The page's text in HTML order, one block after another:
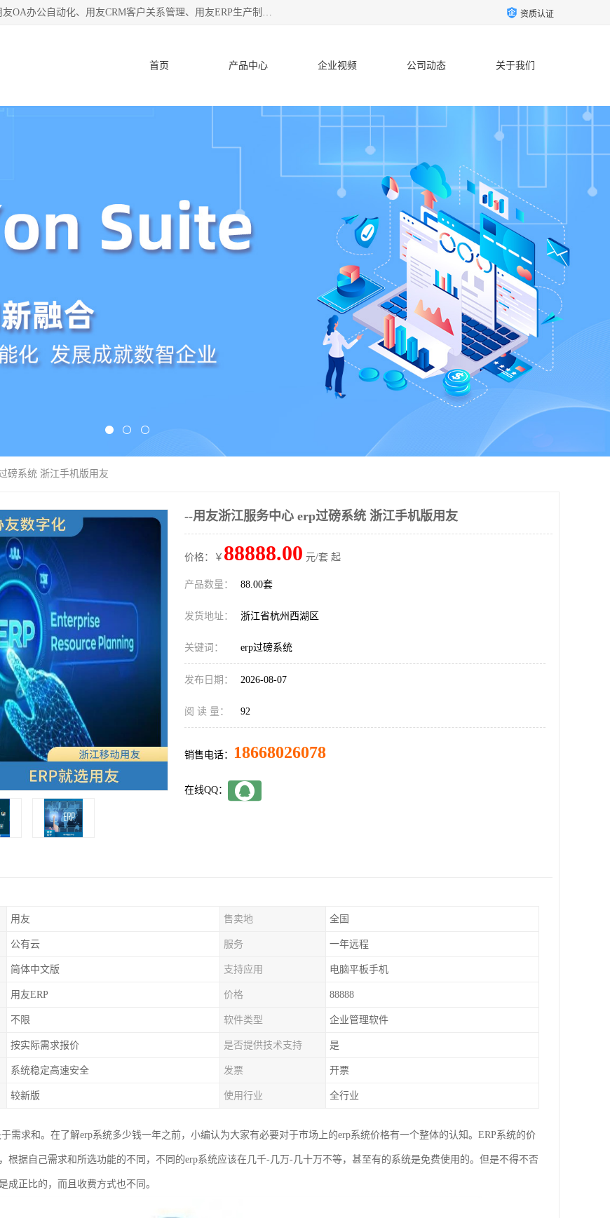
杭州协友软件有限公司主营：用友财务软件、用友进销存软件、用友OA办公自动化、用友CRM客户关系管理、用友ERP生产制造管理等;是一家用友管理软件咨询服务商。自创立至今，一直致力于为客户提供顾问式ERP管理解决方案务，为企业提供了财务管理、供应链和物流管理、生产制造管理、管理、知识与协同管理、客户关系管理等信息化建设领域的应用。 资质认证
首页 产品中心 企业视频 公司动态 关于我们
磅系统 浙江手机版用友
--用友浙江服务中心 erp过磅系统 浙江手机版用友
价格：￥ 88888.00 元/套 起
产品数量： 88.00套
发货地址： 浙江省杭州西湖区
关键词： erp过磅系统
发布日期： 2026-08-07
阅 读 量： 92
销售电话： 18668026078
在线QQ：
用友 售卖地 全国
公有云 服务 一年远程
简体中文版 支持应用 电脑平板手机
用友ERP 价格 88888
不限 软件类型 企业管理软件
按实际需求报价 是否提供技术支持 是
系统稳定高速安全 发票 开票
较新版 使用行业 全行业
需求和。在了解erp系统多少钱一年之前，小编认为大家有必要对于市场上的erp系统价格有一个整体的认知。ERP系统的价
根据自己需求和所选功能的不同，不同的erp系统应该在几千-几万-几十万不等，甚至有的系统是免费使用的。但是不得不否
成正比的，而且收费方式也不同。